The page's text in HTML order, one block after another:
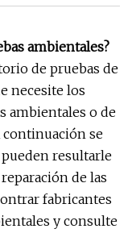
ambientales?
de pruebas de
necesite los
ambientales o de
continuación se
resultarle
de las
fabricantes
y consulte